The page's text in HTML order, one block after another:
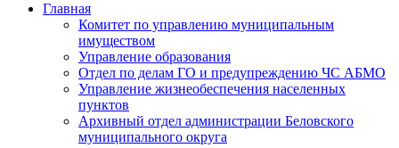
Главная
Комитет по управлению муниципальным
имуществом
Управление образования
Отдел по делам ГО и предупреждению ЧС АБМО
Управление жизнеобеспечения населенных
пунктов
Архивный отдел администрации Беловского
муниципального округа